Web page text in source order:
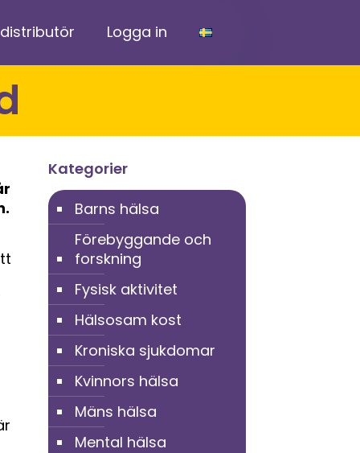
Logga in
Kategorier
Barns hälsa
Förebyggande och
forskning
Fysisk aktivitet
Hälsosam kost
Kroniska sjukdomar
Kvinnors hälsa
Mäns hälsa
Mental hälsa